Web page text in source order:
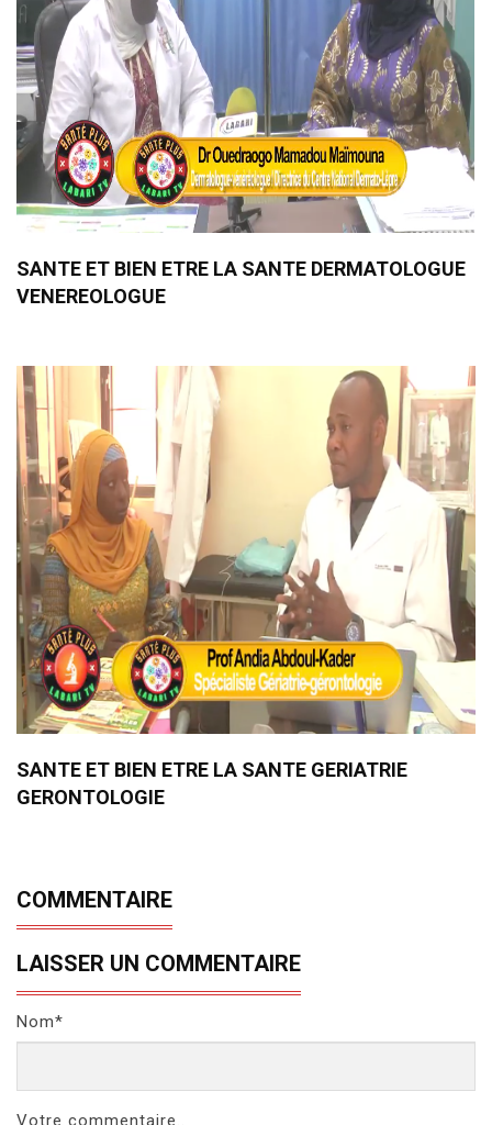
SANTE ET BIEN ETRE LA SANTE DERMATOLOGUE
VENEREOLOGUE
SANTE ET BIEN ETRE LA SANTE GERIATRIE
GERONTOLOGIE
COMMENTAIRE
LAISSER UN COMMENTAIRE
Nom*
Votre commentaire..